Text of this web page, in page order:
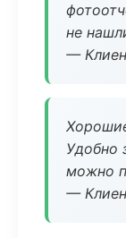
не
—
Удобно
можно
—